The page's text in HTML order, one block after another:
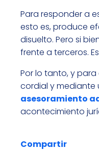
Para responder a
esto es, produce
disuelto. Pero si
frente a terceros.
Por lo tanto, y
cordial y mediante
asesoramiento
acontecimiento
Compartir